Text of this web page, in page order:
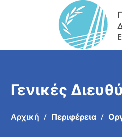
Γενικές
Αρχική Περιφέρεια